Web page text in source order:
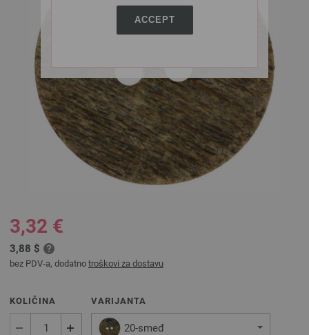
ACCEPT
3,32 €
3,88 $
bez PDV-a, dodatno troškovi za dostavu
KOLIČINA VARIJANTA
20-smeđ